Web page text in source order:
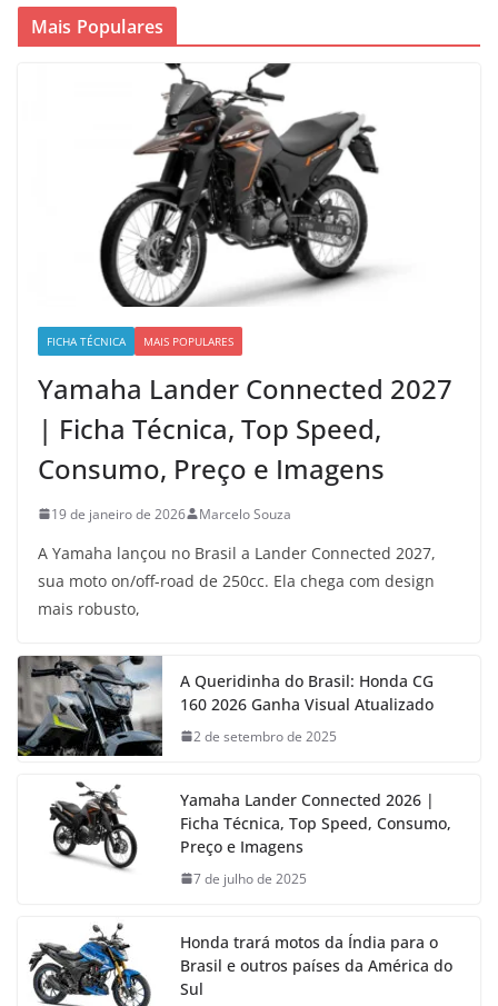
Mais Populares
FICHA TÉCNICA MAIS POPULARES
Yamaha Lander Connected 2027
| Ficha Técnica, Top Speed,
Consumo, Preço e Imagens
19 de janeiro de 2026 Marcelo Souza
A Yamaha lançou no Brasil a Lander Connected 2027,
sua moto on/off-road de 250cc. Ela chega com design
mais robusto,
A Queridinha do Brasil: Honda CG
160 2026 Ganha Visual Atualizado
2 de setembro de 2025
Yamaha Lander Connected 2026 |
Ficha Técnica, Top Speed, Consumo,
Preço e Imagens
7 de julho de 2025
Honda trará motos da Índia para o
Brasil e outros países da América do
Sul